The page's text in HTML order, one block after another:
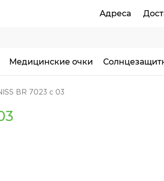
Адреса
Медицинские очки
BR 7023 c 03